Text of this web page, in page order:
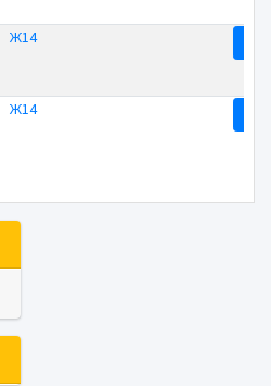
Ж14
Ж14